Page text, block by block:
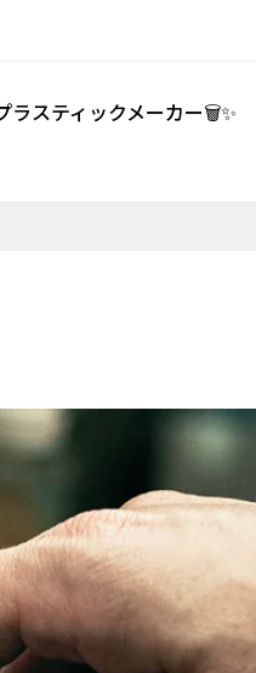
ラスティックメーカー🗑️✨